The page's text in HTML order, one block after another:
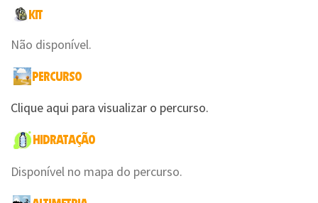
Não disponível.
Clique aqui para visualizar o percurso.
Disponível no mapa do percurso.